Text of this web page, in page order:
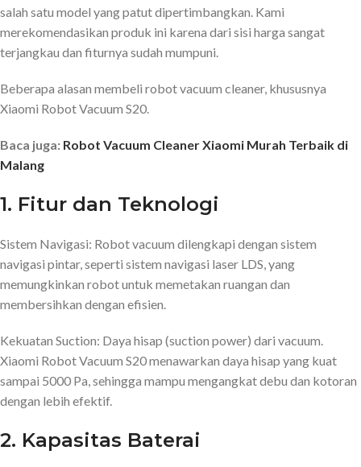
salah satu model yang patut dipertimbangkan. Kami
merekomendasikan produk ini karena dari sisi harga sangat
terjangkau dan fiturnya sudah mumpuni.
Beberapa alasan membeli robot vacuum cleaner, khususnya
Xiaomi Robot Vacuum S20.
Baca juga: Robot Vacuum Cleaner Xiaomi Murah Terbaik di
Malang
1. Fitur dan Teknologi
Sistem Navigasi: Robot vacuum dilengkapi dengan sistem
navigasi pintar, seperti sistem navigasi laser LDS, yang
memungkinkan robot untuk memetakan ruangan dan
membersihkan dengan efisien.
Kekuatan Suction: Daya hisap (suction power) dari vacuum.
Xiaomi Robot Vacuum S20 menawarkan daya hisap yang kuat
sampai 5000 Pa, sehingga mampu mengangkat debu dan kotoran
dengan lebih efektif.
2. Kapasitas Baterai